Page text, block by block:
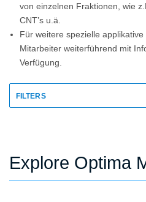
von einzelnen Fraktionen, wie
CNT’s u.ä.
Für weitere spezielle
Mitarbeiter weiterführend mit
Verfügung.
FILTERS
Explore Optima